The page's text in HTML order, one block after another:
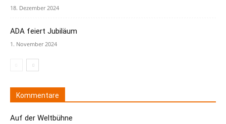
18. Dezember 2024
ADA feiert Jubiläum
1. November 2024
Kommentare
Auf der Weltbühne